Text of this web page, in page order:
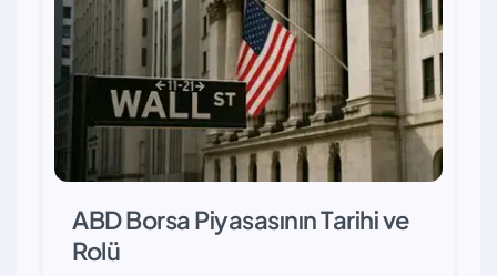
ABD Borsa Piyasasının Tarihi ve
Rolü